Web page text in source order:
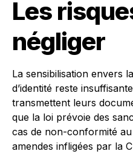
Les
négliger
La sensibilisation envers
d’identité reste
transmettent leurs
que la loi prévoie des
cas de non-conformité
amendes infligées par la